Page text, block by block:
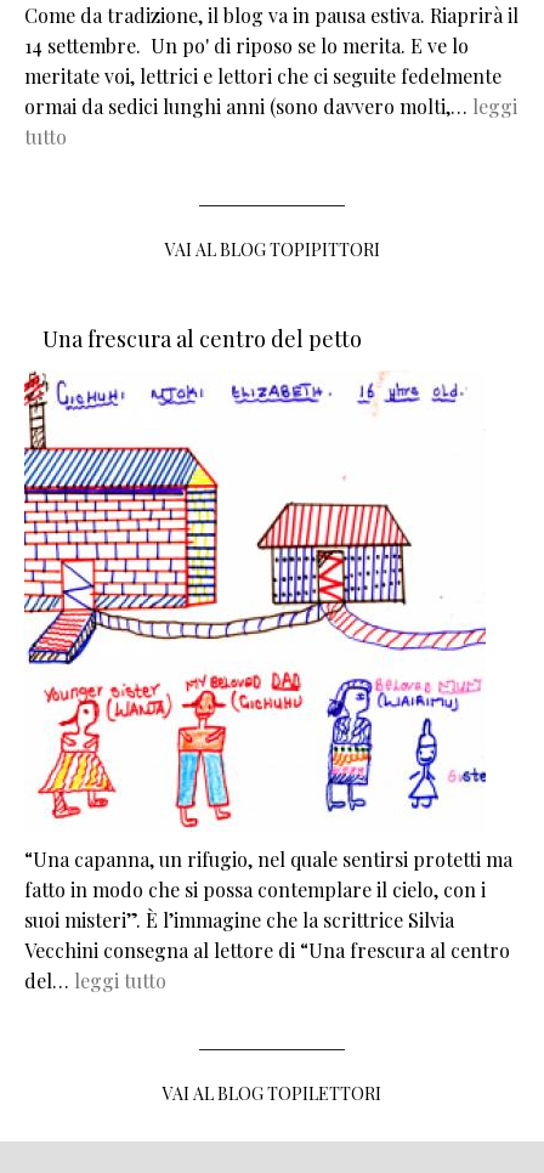
Come da tradizione, il blog va in pausa estiva. Riaprirà il
14 settembre. Un po' di riposo se lo merita. E ve lo
meritate voi, lettrici e lettori che ci seguite fedelmente
ormai da sedici lunghi anni (sono davvero molti,… leggi
tutto
VAI AL BLOG TOPIPITTORI
Una frescura al centro del petto
“Una capanna, un rifugio, nel quale sentirsi protetti ma
fatto in modo che si possa contemplare il cielo, con i
suoi misteri”. È l’immagine che la scrittrice Silvia
Vecchini consegna al lettore di “Una frescura al centro
del… leggi tutto
VAI AL BLOG TOPILETTORI